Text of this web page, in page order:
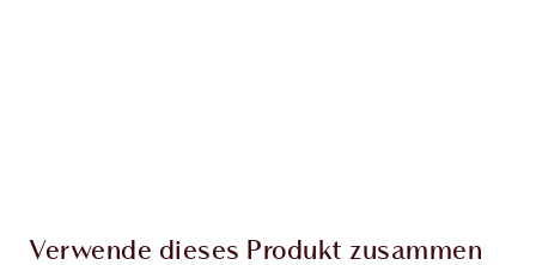
Verwende dieses Produkt zusammen